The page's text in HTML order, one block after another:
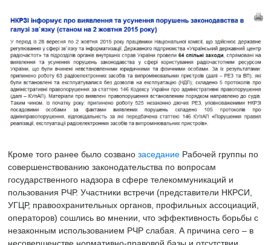
Кроме того ранее было созвано заседание Рабочей группы по
совершенствованию законодательства по вопросам
государственного надзора в сфере телекоммуникаций и
пользования РЧР. Участники встречи (представители НКРСИ,
УГЦР, правоохранительных органов, профильных ассоциаций,
операторов) сошлись во мнении, что эффективность борьбы с
незаконным использованием РЧР слабая. А причина сего – в
несовершенстве нормативно-правовой базы и отсутствии